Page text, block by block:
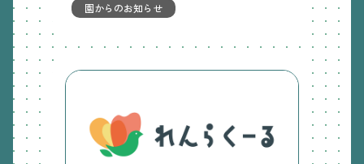
園からのお知らせ